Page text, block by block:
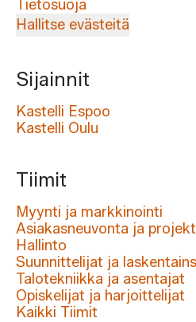
Tietosuoja
Hallitse evästeitä
Sijainnit
Kastelli Espoo
Kastelli Oulu
Tiimit
Myynti ja markkinointi
Asiakasneuvonta ja
Hallinto
Suunnittelijat ja
Talotekniikka ja asentajat
Opiskelijat ja harjoittelijat
Kaikki Tiimit